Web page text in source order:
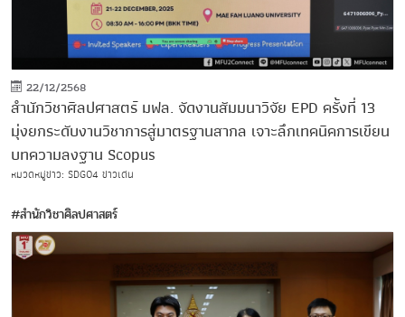
22/12/2568
สำนักวิชาศิลปศาสตร์ มฟล. จัดงานสัมมนาวิจัย EPD ครั้งที่ 13
มุ่งยกระดับงานวิชาการสู่มาตรฐานสากล เจาะลึกเทคนิคการเขียน
บทความลงฐาน Scopus
หมวดหมู่ข่าว: SDG04 ข่าวเด่น
#สำนักวิชาศิลปศาสตร์